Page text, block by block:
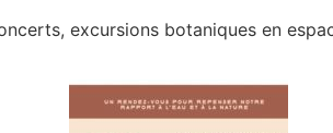
excursions botaniques en